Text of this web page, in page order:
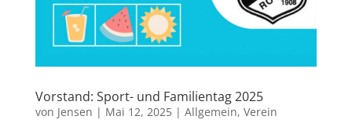
Vorstand: Sport- und Familientag 2025
von Jensen | Mai 12, 2025| Allgemein, Verein